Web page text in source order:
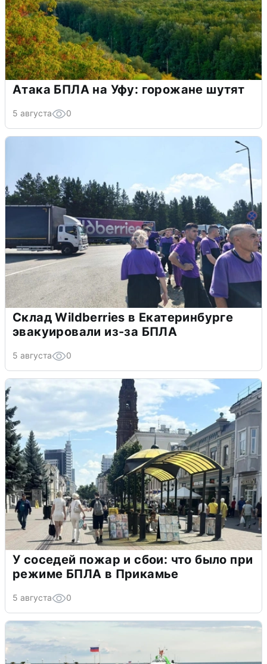
Атака БПЛА на Уфу: горожане шутят
5 августа 0
Склад Wildberries в Екатеринбурге
эвакуировали из-за БПЛА
5 августа 0
У соседей пожар и сбои: что было при
режиме БПЛА в Прикамье
5 августа 0